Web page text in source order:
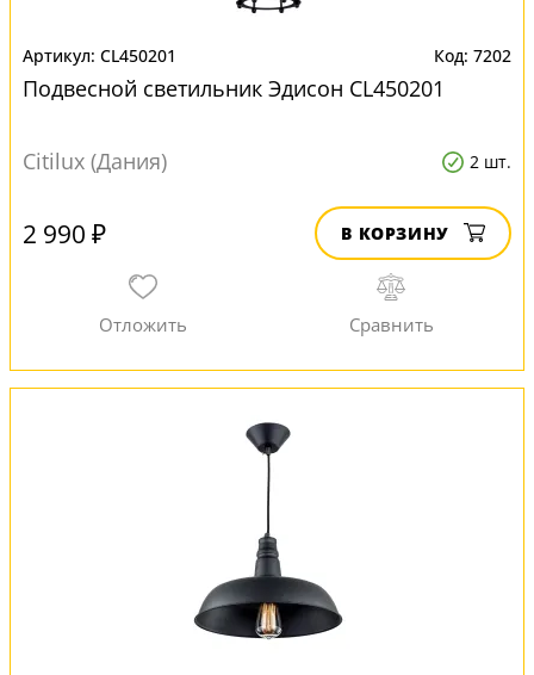
CL450201 7202
Подвесной светильник Эдисон CL450201
Citilux (Дания) 2 шт.
2 990 ₽ В КОРЗИНУ